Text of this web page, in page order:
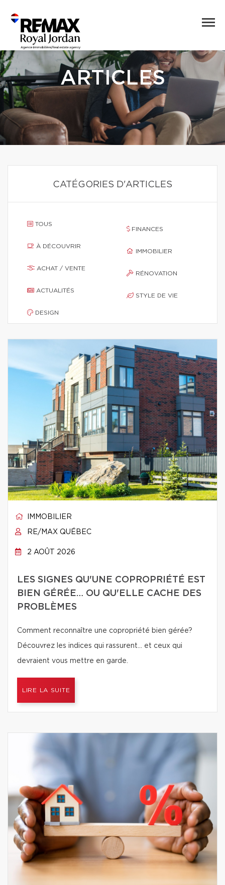
ARTICLES
CATÉGORIES D'ARTICLES
TOUS
À DÉCOUVRIR
ACHAT / VENTE
ACTUALITÉS
DESIGN
FINANCES
IMMOBILIER
RÉNOVATION
STYLE DE VIE
IMMOBILIER
RE/MAX QUÉBEC
2 AOÛT 2026
LES SIGNES QU'UNE COPROPRIÉTÉ EST
BIEN GÉRÉE… OU QU'ELLE CACHE DES
PROBLÈMES
Comment reconnaître une copropriété bien gérée?
Découvrez les indices qui rassurent… et ceux qui
devraient vous mettre en garde.
LIRE LA SUITE